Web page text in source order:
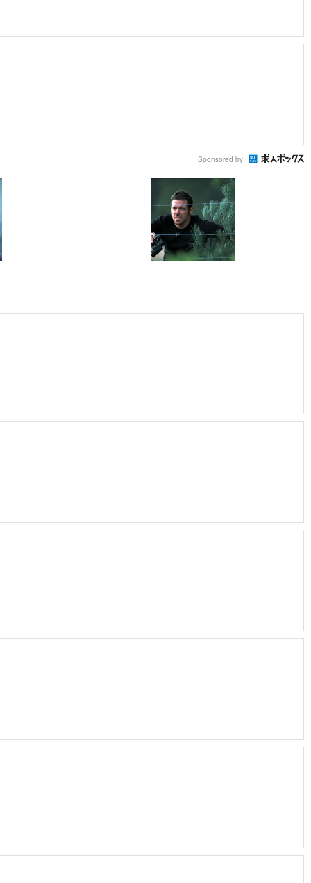
Sponsored by